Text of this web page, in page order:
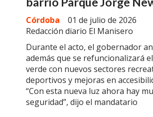
Redacción diario El Manisero
Córdoba 01 de julio de 2026
Durante el acto, el gobernador
además que se refuncionalizará
verde con nuevos sectores
deportivos y mejoras en
“Con esta nueva luz ahora hay
seguridad”, dijo el mandatario